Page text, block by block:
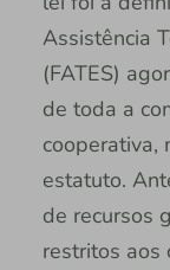
Assistência
(FATES)
de toda a
cooperativa,
estatuto.
de recursos
restritos aos